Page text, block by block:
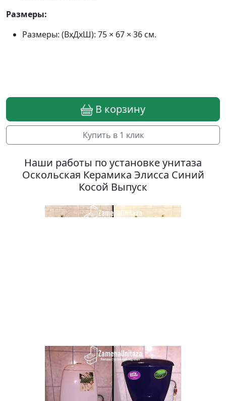
Размеры:
Размеры: (ВхДхШ): 75 × 67 × 36 см.
В корзину
Купить в 1 клик
Наши работы по установке унитаза
Оскольская Керамика Элисса Синий
Косой Выпуск